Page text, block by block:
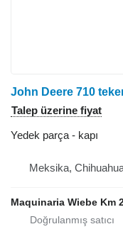
John Deere 710
Talep üzerine fiyat
Yedek parça - kapı
Meksika,
Maquinaria Wiebe Km